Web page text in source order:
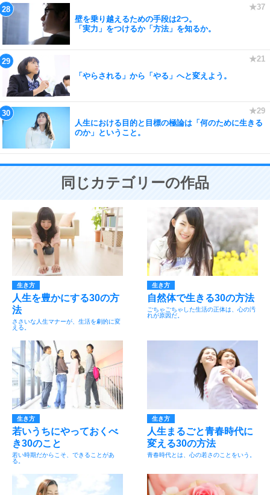
壁を乗り越えるための手段は2つ。
「実力」をつけるか「方法」を知るか。
「やらされる」から「やる」へと変えよう。
人生における目的と目標の極論は「何のために生きる
のか」ということ。
同じカテゴリーの作品
生き方
人生を豊かにする30の方
法
ささいな人生マナーが、生活を劇的に変
える。
生き方
自然体で生きる30の方法
ごちゃごちゃした生活の正体は、心の汚
れが原因だ。
生き方
若いうちにやっておくべ
き30のこと
若い時期だからこそ、できることがあ
る。
生き方
人生まるごと青春時代に
変える30の方法
青春時代とは、心の若さのことをいう。